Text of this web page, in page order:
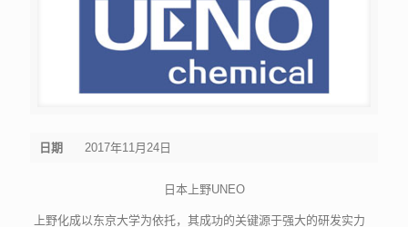
日期 2017年11月24日
日本上野UNEO
上野化成以东京大学为依托，其成功的关键源于强大的研发实力